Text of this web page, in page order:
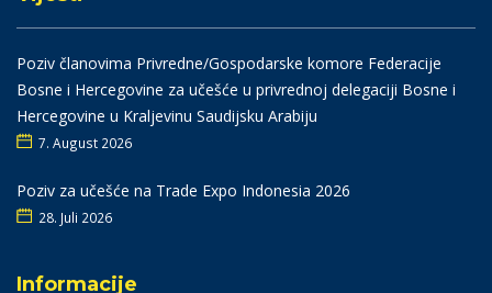
Poziv članovima Privredne/Gospodarske komore Federacije
Bosne i Hercegovine za učešće u privrednoj delegaciji Bosne i
Hercegovine u Kraljevinu Saudijsku Arabiju
7. August 2026
Poziv za učešće na Trade Expo Indonesia 2026
28. Juli 2026
Informacije